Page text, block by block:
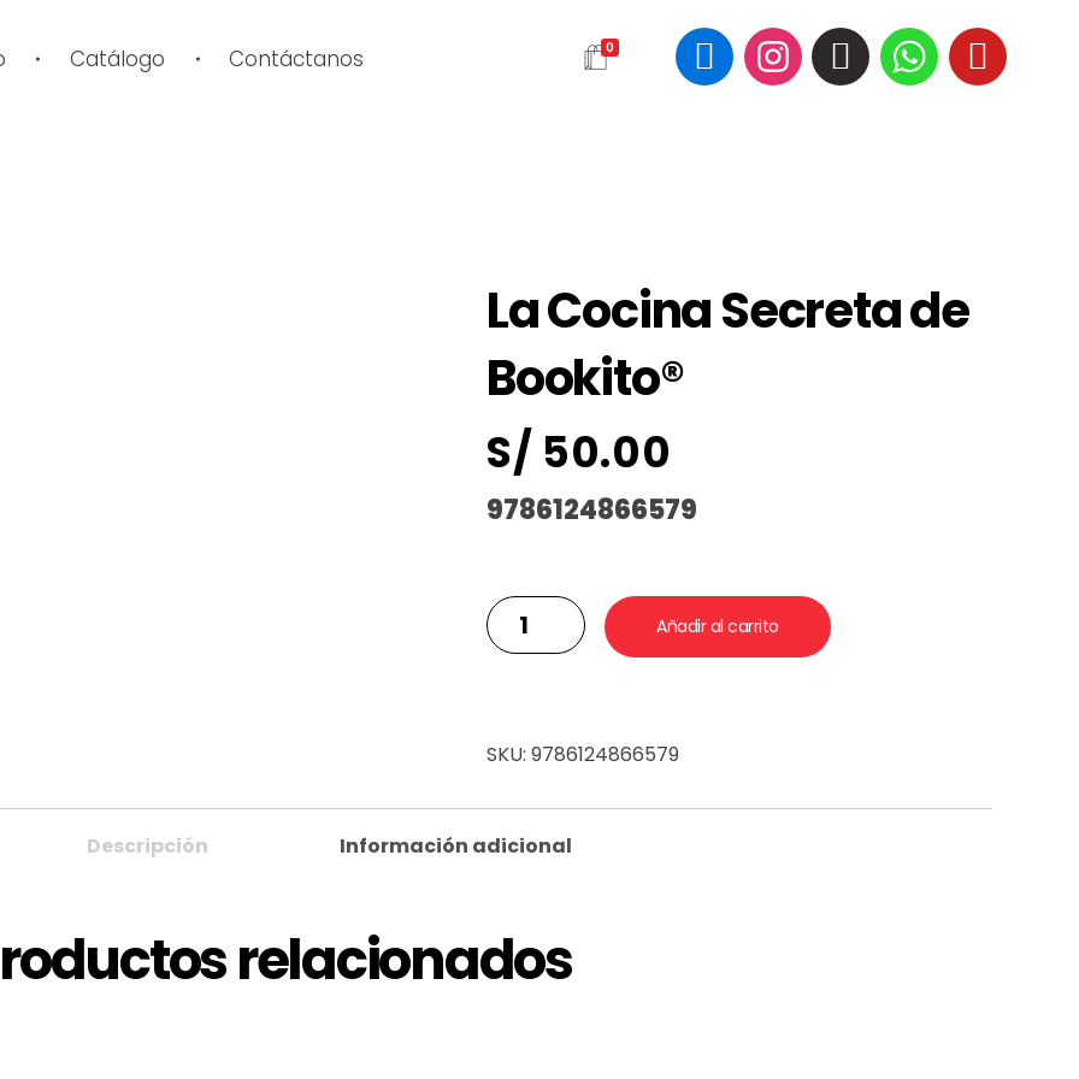
Catálogo Contáctanos 0
La Cocina Secreta de
Bookito®
S/ 50.00
9786124866579
Añadir al carrito
SKU: 9786124866579
Descripción Información adicional
relacionados